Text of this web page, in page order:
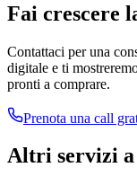
Fai crescere
Contattaci per una
digitale e ti
pronti a comprare.
Prenota una call
Altri servizi a